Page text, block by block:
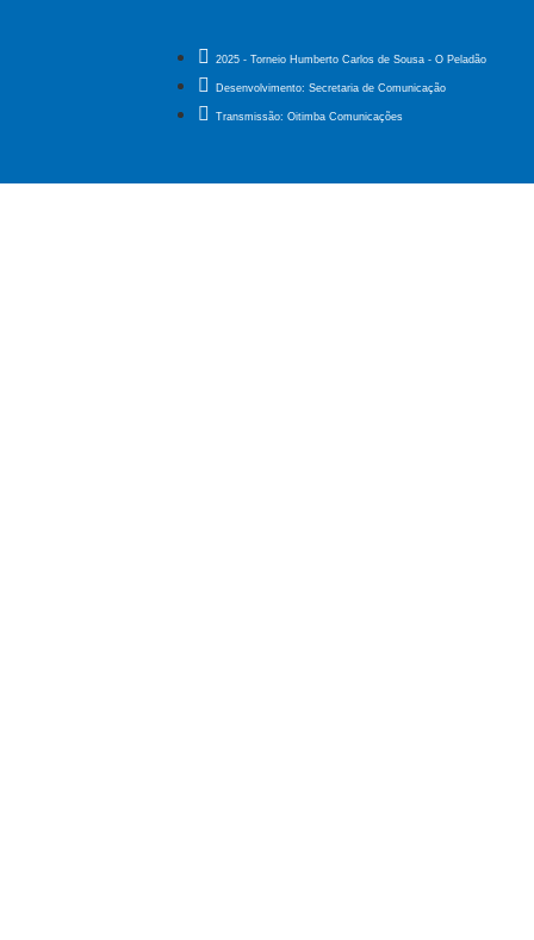
2025 - Torneio Humberto Carlos de Sousa - O Peladão
Desenvolvimento: Secretaria de Comunicação
Transmissão: Oitimba Comunicações